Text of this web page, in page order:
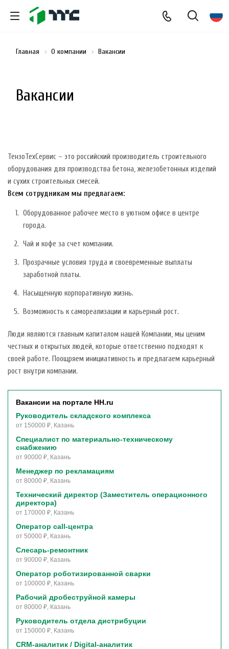
Вакансии
Главная О компании Вакансии
ТензоТехСервис – это российский производитель строительного
оборудования для производства бетона, железобетонных изделий
и сухих строительных смесей.
Всем сотрудникам мы предлагаем:
Оборудованное рабочее место в уютном офисе в центре
города.
Чай и кофе за счет компании.
Прозрачные условия труда и своевременные выплаты
заработной платы.
Насыщенную корпоративную жизнь.
Возможность к самореализации и карьерный рост.
Люди являются главным капиталом нашей Компании, мы ценим
честных и открытых людей, которые ответственно подходят к
своей работе. Поощряем инициативность и предлагаем карьерный
рост внутри компании.
Вакансии на портале HH.ru
Руководитель складского комплекса
от 150000 ₽, Казань
Специалист по материально-техническому
снабжению
от 90000 ₽, Казань
Менеджер по рекламациям
от 80000 ₽, Казань
Технический директор (Заместитель операционного
директора)
от 170000 ₽, Казань
Оператор call-центра
от 50000 ₽, Казань
Слесарь-ремонтник
от 90000 ₽, Казань
Оператор роботизированной сварки
от 100000 ₽, Казань
Рабочий дробеструйной камеры
от 80000 ₽, Казань
Руководитель отдела дистрибуции
от 150000 ₽, Казань
CRM-аналитик / Digital-аналитик